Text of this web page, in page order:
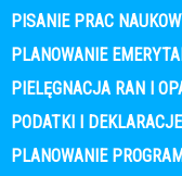
PISANIE PRAC
PLANOWANIE
PIELĘGNACJA RAN I
PODATKI I
PLANOWANIE